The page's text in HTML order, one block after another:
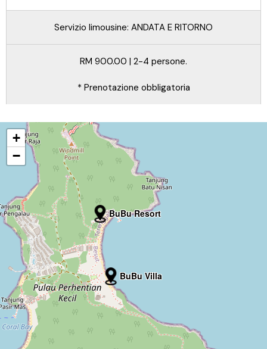
Servizio limousine: ANDATA E RITORNO
RM 900.00 | 2-4 persone.
* Prenotazione obbligatoria
BuBu Resort
BuBu Villa
+
−